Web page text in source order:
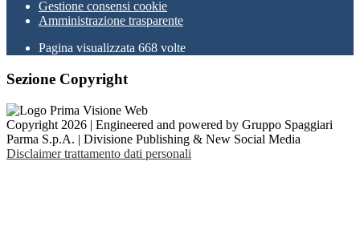
Gestione consensi cookie
Amministrazione trasparente
Pagina visualizzata 668 volte
Sezione Copyright
Copyright 2026 | Engineered and powered by Gruppo Spaggiari
Parma S.p.A. | Divisione Publishing & New Social Media
Disclaimer trattamento dati personali